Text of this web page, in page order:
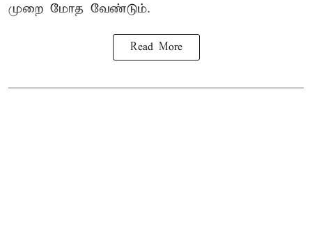
முறை மோத வேண்டும்.
Read More